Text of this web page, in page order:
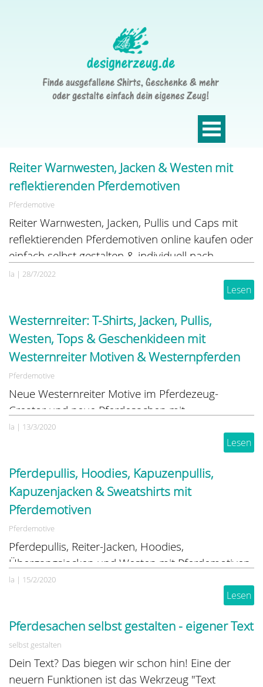
Reiter Warnwesten, Jacken & Westen mit
reflektierenden Pferdemotiven
Pferdemotive
Reiter Warnwesten, Jacken, Pullis und Caps mit
reflektierenden Pferdemotiven online kaufen oder
einfach selbst gestalten & individuell nach
eigenen Wünschen bedrucken lassen.
la | 28/7/2022
Lesen
Westernreiter: T-Shirts, Jacken, Pullis,
Westen, Tops & Geschenkideen mit
Westernreiter Motiven & Westernpferden
Pferdemotive
Neue Westernreiter Motive im Pferdezeug-
Creator und neue Pferdesachen mit
Westernmotiven im Pferdezeug-Shop.
la | 13/3/2020
Lesen
Pferdepullis, Hoodies, Kapuzenpullis,
Kapuzenjacken & Sweatshirts mit
Pferdemotiven
Pferdemotive
Pferdepullis, Reiter-Jacken, Hoodies,
Übergangsjacken und Westen mit Pferdemotiven
- schicke Pferdesachen für jede Wetterlage online
kaufen oder selbst gestalten und nach eigenen
la | 15/2/2020
Lesen
Pferdesachen selbst gestalten - eigener Text
selbst gestalten
Dein Text? Das biegen wir schon hin! Eine der
neuern Funktionen ist das Wekrzeug "Text